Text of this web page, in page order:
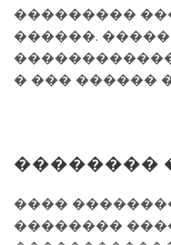
���������
������.
� ��� ������
��������
����
��������